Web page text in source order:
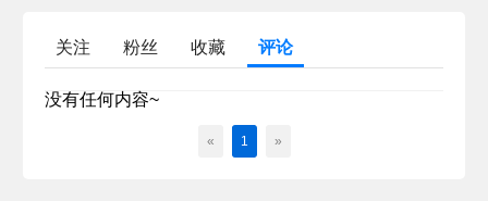
关注 粉丝 收藏 评论
没有任何内容~
« 1 »